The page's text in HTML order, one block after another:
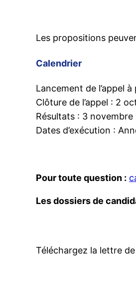
Les propositions
Calendrier
Lancement de l’appel
Clôture de l’appel : 2
Résultats : 3 novembre
Dates d’exécution :
Pour toute question :
Les dossiers de
Téléchargez la lettre